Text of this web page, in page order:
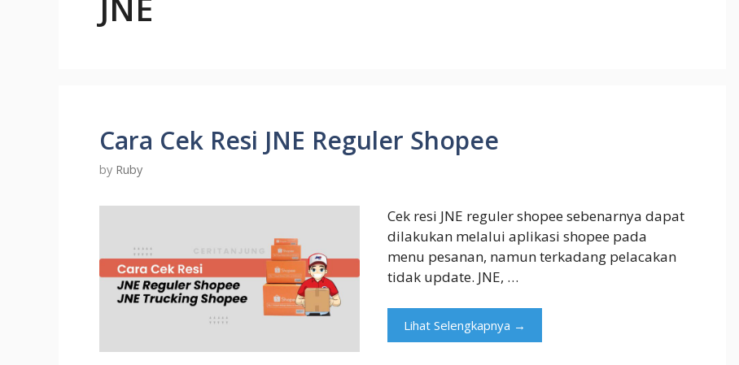
Cara Cek Resi JNE Reguler Shopee
by Ruby
Cek resi JNE reguler shopee sebenarnya dapat
dilakukan melalui aplikasi shopee pada
menu pesanan, namun terkadang pelacakan
tidak update. JNE, …
Lihat Selengkapnya →